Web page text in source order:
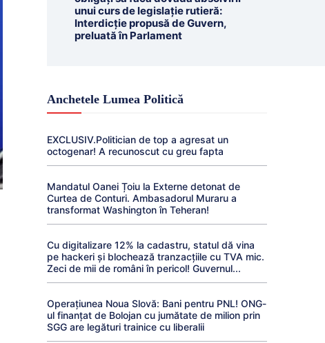
unui curs de legislație rutieră:
Interdicție propusă de Guvern,
preluată în Parlament
Anchetele Lumea Politică
EXCLUSIV.Politician de top a agresat un
octogenar! A recunoscut cu greu fapta
Mandatul Oanei Țoiu la Externe detonat de
Curtea de Conturi. Ambasadorul Muraru a
transformat Washington în Teheran!
Cu digitalizare 12% la cadastru, statul dă vina
pe hackeri și blochează tranzacțiile cu TVA mic.
Zeci de mii de români în pericol! Guvernul...
Operațiunea Noua Slovă: Bani pentru PNL! ONG-
ul finanțat de Bolojan cu jumătate de milion prin
SGG are legături trainice cu liberalii